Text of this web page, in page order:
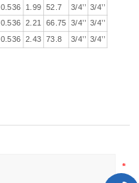
0.536 1.99 52.7 3/4’’ 3/4’’
0.536 2.21 66.75 3/4’’ 3/4’’
0.536 2.43 73.8 3/4’’ 3/4’’